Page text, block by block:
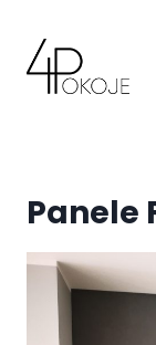
treści
Panele